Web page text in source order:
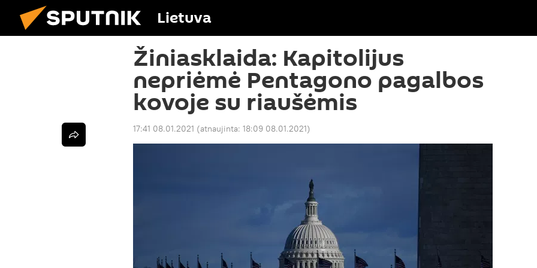
Lietuva
Žiniasklaida: Kapitolijus
nepriėmė Pentagono pagalbos
kovoje su riaušėmis
17:41 08.01.2021 (atnaujinta: 18:09 08.01.2021)